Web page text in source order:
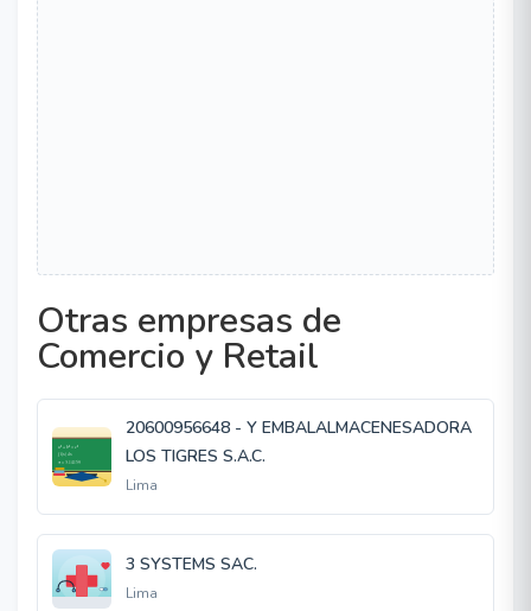
Otras empresas de
Comercio y Retail
20600956648 - Y EMBALALMACENESADORA
LOS TIGRES S.A.C.
Lima
3 SYSTEMS SAC.
Lima